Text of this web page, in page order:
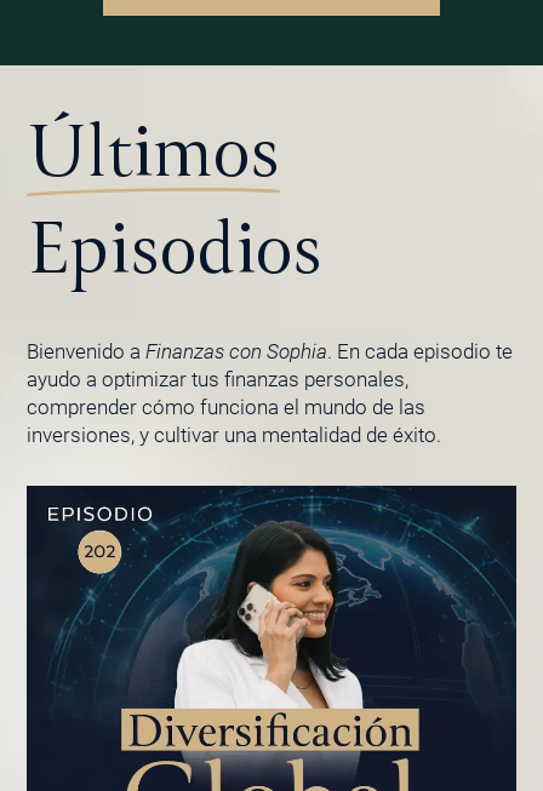
Últimos
Episodios
Bienvenido a Finanzas con Sophia. En cada episodio te
ayudo a optimizar tus finanzas personales,
comprender cómo funciona el mundo de las
inversiones, y cultivar una mentalidad de éxito.
PÁGINA
PÁGINA
PÁGINAPÁGINA